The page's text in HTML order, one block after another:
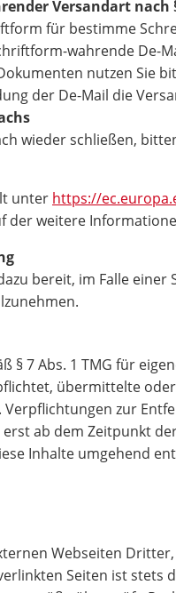
Versandart nach
für bestimme
wahrende De-
nutzen Sie
der De-Mail die
wieder schließen,
unter https://
der weitere
bereit, im Falle
§ 7 Abs. 1 TMG für
übermittelte
zur
ab dem Zeitpunkt
Inhalte umgehend
Webseiten
Seiten ist